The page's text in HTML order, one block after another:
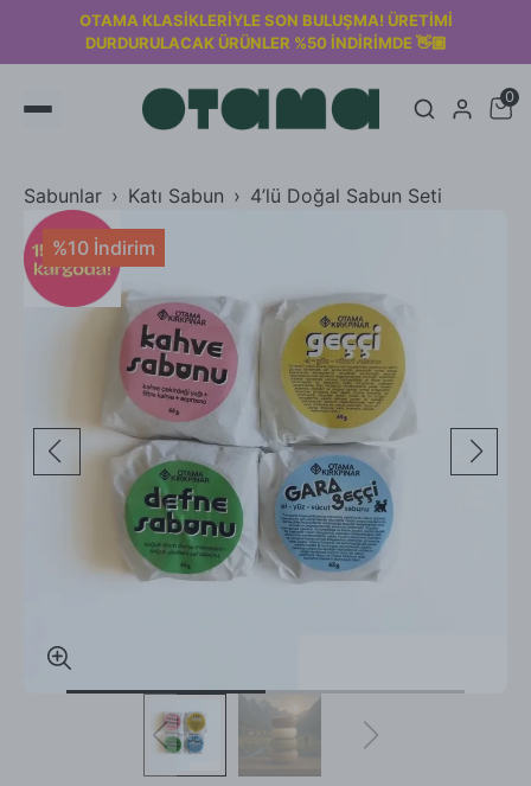
2000₺ üzeri siparişlerde KARGO ÜCRETSİZ! 🚚
0
Sabunlar Katı Sabun 4’lü Doğal Sabun Seti
%10 İndirim